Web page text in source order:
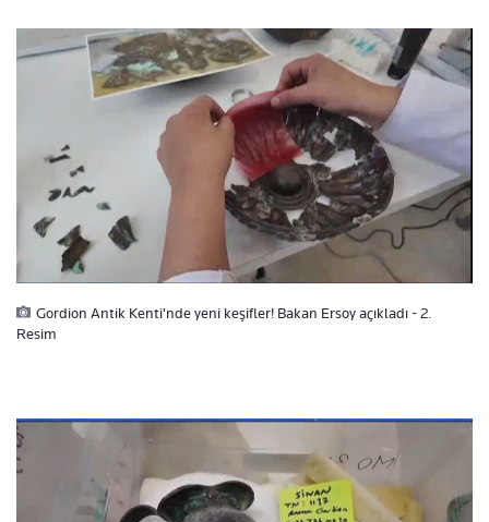
Gordion Antik Kenti'nde yeni keşifler! Bakan Ersoy açıkladı - 2.
Resim